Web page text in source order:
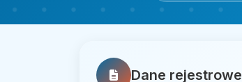
Dane rejestrowe